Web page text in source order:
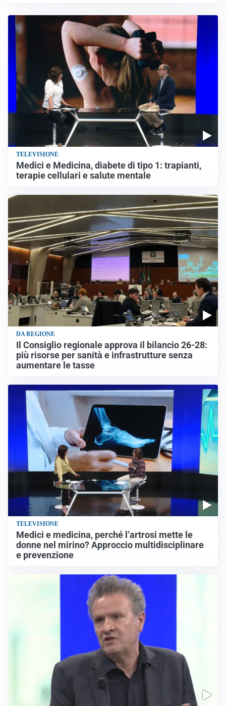
TELEVISIONE
Medici e Medicina, diabete di tipo 1: trapianti,
terapie cellulari e salute mentale
DA REGIONE
Il Consiglio regionale approva il bilancio 26-28:
più risorse per sanità e infrastrutture senza
aumentare le tasse
TELEVISIONE
Medici e medicina, perché l’artrosi mette le
donne nel mirino? Approccio multidisciplinare
e prevenzione